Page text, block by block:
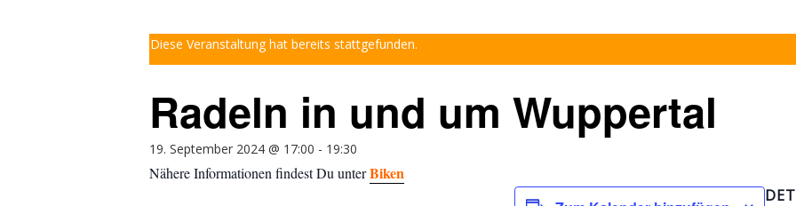
Diese Veranstaltung hat bereits stattgefunden.
Radeln in und um Wuppertal
19. September 2024 @ 17:00 - 19:30
Nähere Informationen findest Du unterBiken